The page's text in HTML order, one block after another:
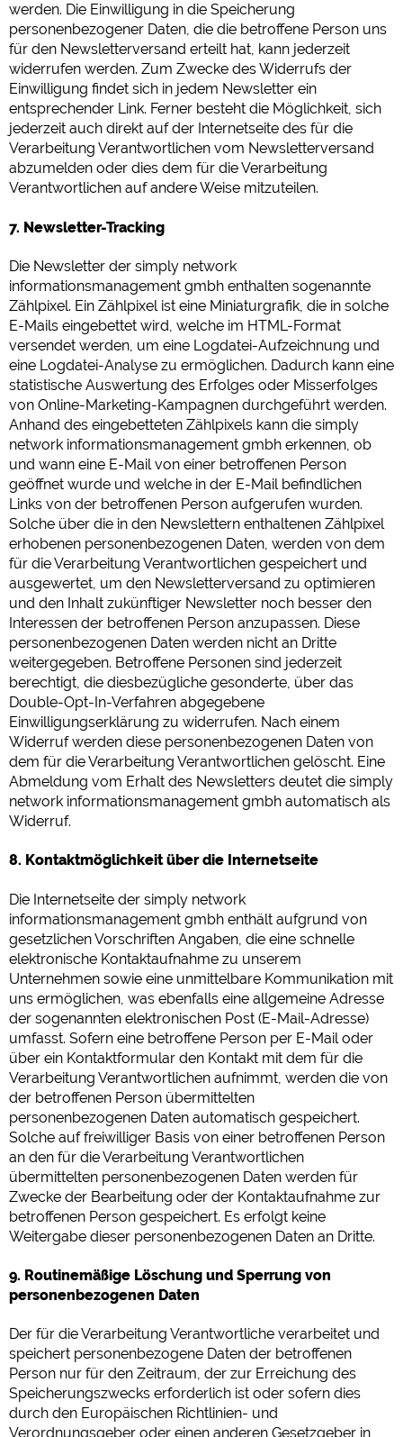
werden. Die Einwilligung in die Speicherung
personenbezogener Daten, die die betroffene Person uns
für den Newsletterversand erteilt hat, kann jederzeit
widerrufen werden. Zum Zwecke des Widerrufs der
Einwilligung findet sich in jedem Newsletter ein
entsprechender Link. Ferner besteht die Möglichkeit, sich
jederzeit auch direkt auf der Internetseite des für die
Verarbeitung Verantwortlichen vom Newsletterversand
abzumelden oder dies dem für die Verarbeitung
Verantwortlichen auf andere Weise mitzuteilen.
7. Newsletter-Tracking
Die Newsletter der simply network
informationsmanagement gmbh enthalten sogenannte
Zählpixel. Ein Zählpixel ist eine Miniaturgrafik, die in solche
E-Mails eingebettet wird, welche im HTML-Format
versendet werden, um eine Logdatei-Aufzeichnung und
eine Logdatei-Analyse zu ermöglichen. Dadurch kann eine
statistische Auswertung des Erfolges oder Misserfolges
von Online-Marketing-Kampagnen durchgeführt werden.
Anhand des eingebetteten Zählpixels kann die simply
network informationsmanagement gmbh erkennen, ob
und wann eine E-Mail von einer betroffenen Person
geöffnet wurde und welche in der E-Mail befindlichen
Links von der betroffenen Person aufgerufen wurden.
Solche über die in den Newslettern enthaltenen Zählpixel
erhobenen personenbezogenen Daten, werden von dem
für die Verarbeitung Verantwortlichen gespeichert und
ausgewertet, um den Newsletterversand zu optimieren
und den Inhalt zukünftiger Newsletter noch besser den
Interessen der betroffenen Person anzupassen. Diese
personenbezogenen Daten werden nicht an Dritte
weitergegeben. Betroffene Personen sind jederzeit
berechtigt, die diesbezügliche gesonderte, über das
Double-Opt-In-Verfahren abgegebene
Einwilligungserklärung zu widerrufen. Nach einem
Widerruf werden diese personenbezogenen Daten von
dem für die Verarbeitung Verantwortlichen gelöscht. Eine
Abmeldung vom Erhalt des Newsletters deutet die simply
network informationsmanagement gmbh automatisch als
Widerruf.
8. Kontaktmöglichkeit über die Internetseite
Die Internetseite der simply network
informationsmanagement gmbh enthält aufgrund von
gesetzlichen Vorschriften Angaben, die eine schnelle
elektronische Kontaktaufnahme zu unserem
Unternehmen sowie eine unmittelbare Kommunikation mit
uns ermöglichen, was ebenfalls eine allgemeine Adresse
der sogenannten elektronischen Post (E-Mail-Adresse)
umfasst. Sofern eine betroffene Person per E-Mail oder
über ein Kontaktformular den Kontakt mit dem für die
Verarbeitung Verantwortlichen aufnimmt, werden die von
der betroffenen Person übermittelten
personenbezogenen Daten automatisch gespeichert.
Solche auf freiwilliger Basis von einer betroffenen Person
an den für die Verarbeitung Verantwortlichen
übermittelten personenbezogenen Daten werden für
Zwecke der Bearbeitung oder der Kontaktaufnahme zur
betroffenen Person gespeichert. Es erfolgt keine
Weitergabe dieser personenbezogenen Daten an Dritte.
9. Routinemäßige Löschung und Sperrung von
personenbezogenen Daten
Der für die Verarbeitung Verantwortliche verarbeitet und
speichert personenbezogene Daten der betroffenen
Person nur für den Zeitraum, der zur Erreichung des
Speicherungszwecks erforderlich ist oder sofern dies
durch den Europäischen Richtlinien- und
Verordnungsgeber oder einen anderen Gesetzgeber in